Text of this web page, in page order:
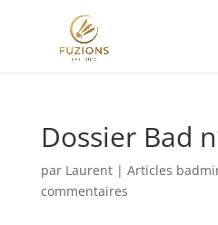
Dossier Bad
par Laurent| Articles
commentaires